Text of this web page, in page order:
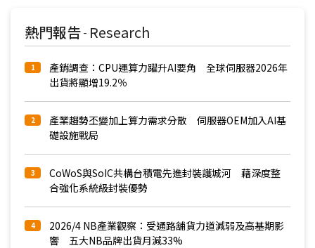
熱門報告 - Research
1
產銷調查：CPU運算力躍升AI要角 全球伺服器2026年
出貨將顯增19.2％
2
產業趨勢丕變加上算力需求分散 伺服器OEM加入AI基
礎設施戰局
3
CoWoS與SoIC共構台積電先進封裝護城河 藉深度整
合強化系統級封裝優勢
4
2026/4 NB產業觀察：受通路舖貨力道減弱及高基期影
響 五大NB品牌出貨月減33%